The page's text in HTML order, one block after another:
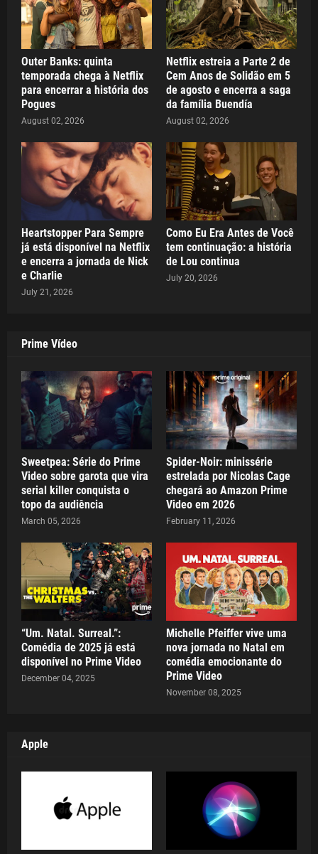
Outer Banks: quinta
temporada chega à Netflix
para encerrar a história dos
Pogues
August 02, 2026
Netflix estreia a Parte 2 de
Cem Anos de Solidão em 5
de agosto e encerra a saga
da família Buendía
August 02, 2026
Heartstopper Para Sempre
já está disponível na Netflix
e encerra a jornada de Nick
e Charlie
July 21, 2026
Como Eu Era Antes de Você
tem continuação: a história
de Lou continua
July 20, 2026
Prime Vídeo
Sweetpea: Série do Prime
Video sobre garota que vira
serial killer conquista o
topo da audiência
March 05, 2026
Spider-Noir: minissérie
estrelada por Nicolas Cage
chegará ao Amazon Prime
Video em 2026
February 11, 2026
“Um. Natal. Surreal.”:
Comédia de 2025 já está
disponível no Prime Video
December 04, 2025
Michelle Pfeiffer vive uma
nova jornada no Natal em
comédia emocionante do
Prime Video
November 08, 2025
Apple